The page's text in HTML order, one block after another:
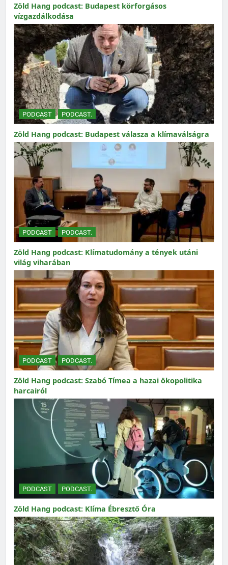
Zöld Hang podcast: Budapest körforgásos
vízgazdálkodása
PODCAST PODCAST.
Zöld Hang podcast: Budapest válasza a klímaválságra
PODCAST PODCAST.
Zöld Hang podcast: Klímatudomány a tények utáni
világ viharában
PODCAST PODCAST.
Zöld Hang podcast: Szabó Tímea a hazai ökopolitika
harcairól
PODCAST PODCAST.
Zöld Hang podcast: Klíma Ébresztő Óra